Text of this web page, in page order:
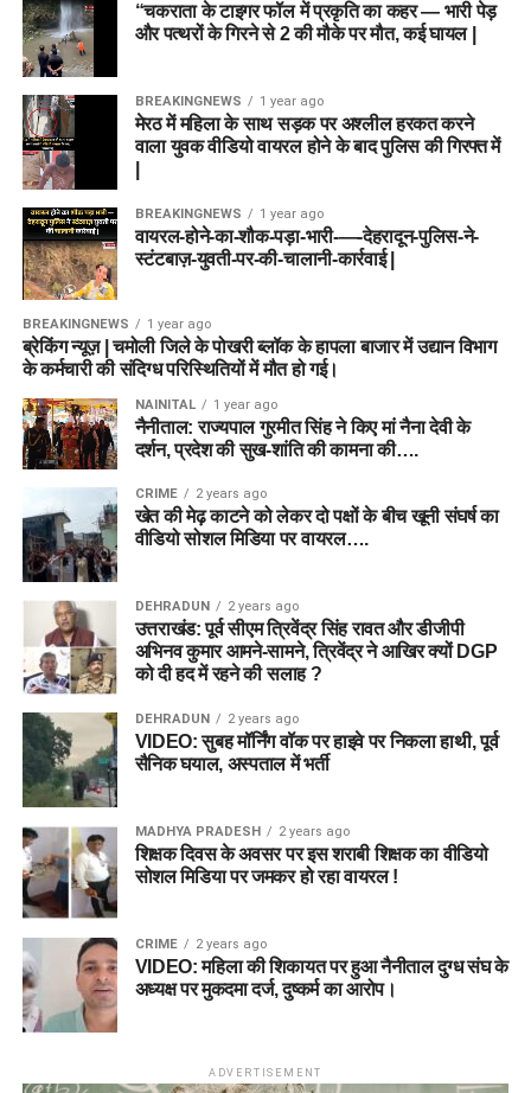
“चकराता के टाइगर फॉल में प्रकृति का कहर — भारी पेड़
और पत्थरों के गिरने से 2 की मौके पर मौत, कई घायल |
BREAKINGNEWS 1 year ago
मेरठ में महिला के साथ सड़क पर अश्लील हरकत करने
वाला युवक वीडियो वायरल होने के बाद पुलिस की गिरफ्त में
BREAKINGNEWS 1 year ago
वायरल-होने-का-शौक-पड़ा-भारी-—-देहरादून-पुलिस-ने-
स्टंटबाज़-युवती-पर-की-चालानी-कार्रवाई |
BREAKINGNEWS 1 year ago
ब्रेकिंग न्यूज़ | चमोली जिले के पोखरी ब्लॉक के हापला बाजार में उद्यान विभाग
के कर्मचारी की संदिग्ध परिस्थितियों में मौत हो गई।
NAINITAL 1 year ago
नैनीताल: राज्यपाल गुरमीत सिंह ने किए मां नैना देवी के
दर्शन, प्रदेश की सुख-शांति की कामना की….
CRIME 2 years ago
खेत की मेढ़ काटने को लेकर दो पक्षों के बीच खूनी संघर्ष का
वीडियो सोशल मिडिया पर वायरल….
DEHRADUN 2 years ago
उत्तराखंड: पूर्व सीएम त्रिवेंद्र सिंह रावत और डीजीपी
अभिनव कुमार आमने-सामने, त्रिवेंद्र ने आखिर क्यों DGP
को दी हद में रहने की सलाह ?
DEHRADUN 2 years ago
VIDEO: सुबह मॉर्निंग वॉक पर हाइवे पर निकला हाथी, पूर्व
सैनिक घयाल, अस्पताल में भर्ती
MADHYA PRADESH 2 years ago
शिक्षक दिवस के अवसर पर इस शराबी शिक्षक का वीडियो
सोशल मिडिया पर जमकर हो रहा वायरल !
CRIME 2 years ago
VIDEO: महिला की शिकायत पर हुआ नैनीताल दुग्ध संघ के
अध्यक्ष पर मुकदमा दर्ज, दुष्कर्म का आरोप।
ADVERTISEMENT